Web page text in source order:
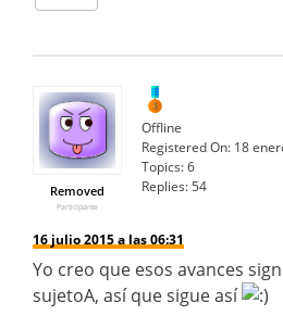
Removed
Participante
Offline
Registered On: 18
Topics:6
Replies:54
16 julio 2015 a las 06:31
Yo creo que esos avances
sujetoA, así que sigue así